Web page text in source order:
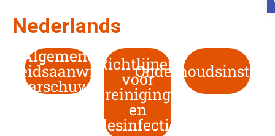
Nederlands
Algemene
waarschuwingen
Richtlijnen
voor
reiniging
en
desinfectie